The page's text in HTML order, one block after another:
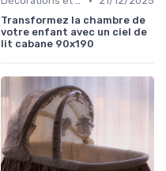
Transformez la chambre de
votre enfant avec un ciel de
lit cabane 90x190